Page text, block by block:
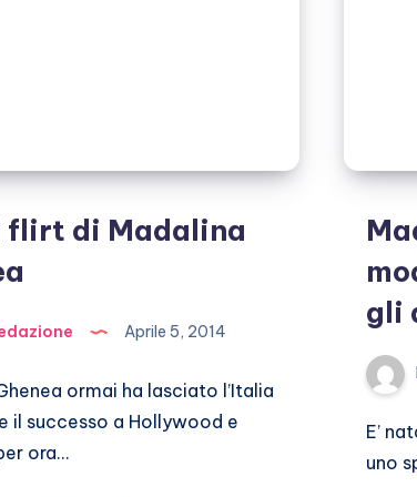
flirt di Madalina
Aprile 5, 2014
ormai ha lasciato l’Italia
il successo a Hollywood e
ora…
gli
E’
uno